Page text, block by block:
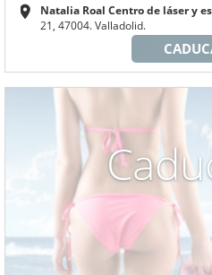
Natalia Roal Centro de láser y
21, 47004. Valladolid.